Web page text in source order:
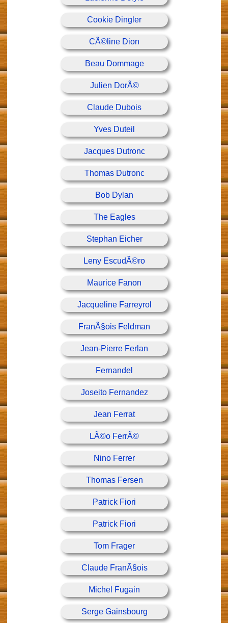
Cookie Dingler
CÃ©line Dion
Beau Dommage
Julien DorÃ©
Claude Dubois
Yves Duteil
Jacques Dutronc
Thomas Dutronc
Bob Dylan
The Eagles
Stephan Eicher
Leny EscudÃ©ro
Maurice Fanon
Jacqueline Farreyrol
FranÃ§ois Feldman
Jean-Pierre Ferlan
Fernandel
Joseito Fernandez
Jean Ferrat
LÃ©o FerrÃ©
Nino Ferrer
Thomas Fersen
Patrick Fiori
Patrick Fiori
Tom Frager
Claude FranÃ§ois
Michel Fugain
Serge Gainsbourg